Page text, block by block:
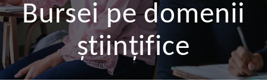
Bursei pe domenii
științifice